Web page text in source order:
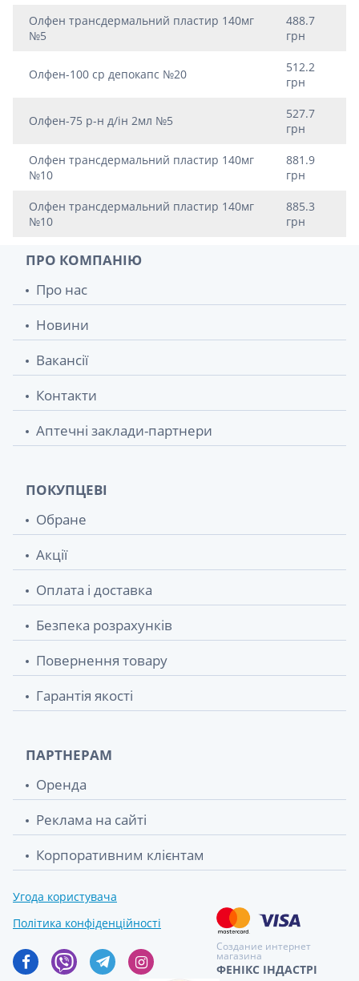
Олфен трансдермальний пластир 140мг
№5
488.7
грн
Олфен-100 ср депокапс №20
512.2
грн
Олфен-75 р-н д/iн 2мл №5
527.7
грн
Олфен трансдермальний пластир 140мг
№10
881.9
грн
Олфен трансдермальний пластир 140мг
№10
885.3
грн
ПРО КОМПАНІЮ
Про нас
Новини
Вакансії
Контакти
Аптечні заклади-партнери
ПОКУПЦЕВІ
Обране
Акції
Оплата і доставка
Безпека розрахунків
Повернення товару
Гарантія якості
ПАРТНЕРАМ
Оренда
Реклама на сайті
Корпоративним клієнтам
Угода користувача
Політика конфіденційності
Создание интернет
магазина
ФЕНІКС ІНДАСТРІ